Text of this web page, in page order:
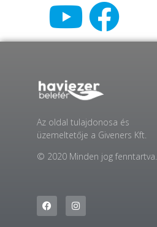
Az oldal tulajdonosa és
üzemeltetője a Giveners Kft.
© 2020 Minden jog fenntartva.